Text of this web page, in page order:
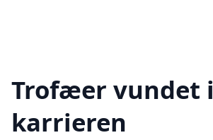
Trofæer vundet i
karrieren